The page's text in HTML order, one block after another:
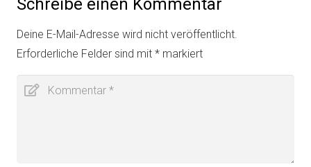
Schreibe einen Kommentar
Deine E-Mail-Adresse wird nicht veröffentlicht.
Erforderliche Felder sind mit * markiert